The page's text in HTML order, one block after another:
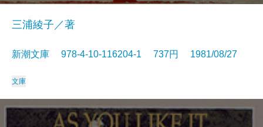
三浦綾子／著
新潮文庫 978-4-10-116204-1 737円 1981/08/27
文庫